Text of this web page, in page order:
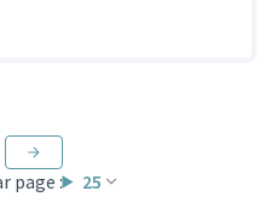
page : 25